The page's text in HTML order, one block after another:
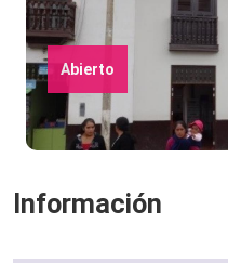
Abierto
Información